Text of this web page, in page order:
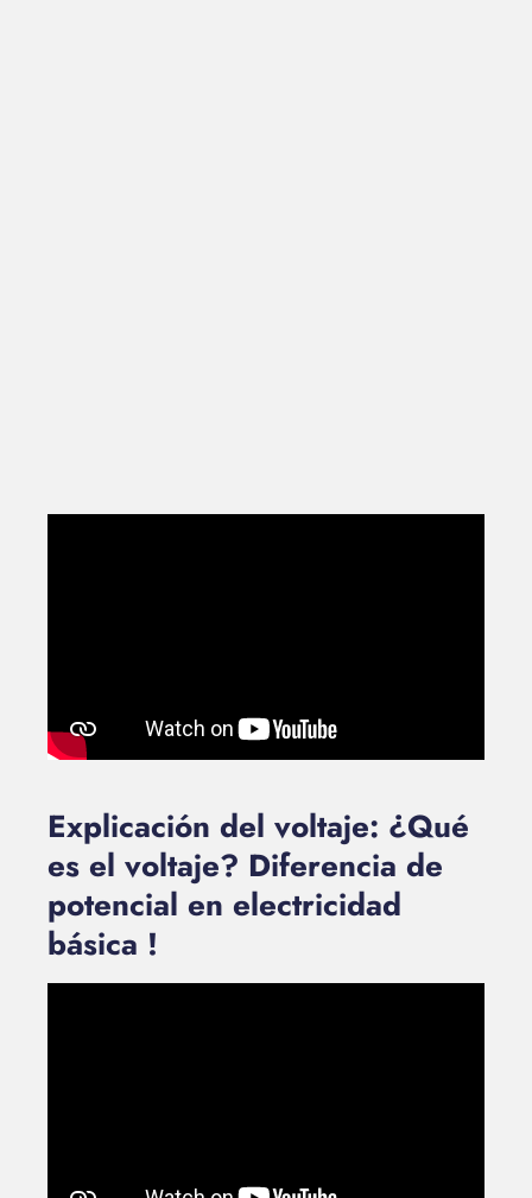
Explicación del voltaje: ¿Qué
es el voltaje? Diferencia de
potencial en electricidad
básica !